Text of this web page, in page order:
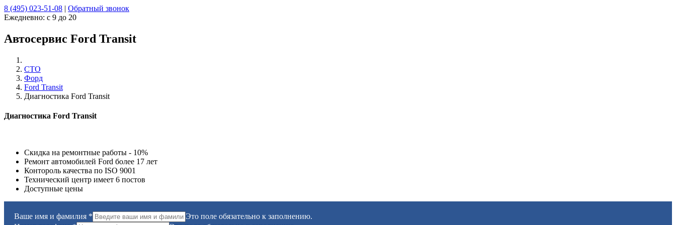
8 (495) 023-51-08 | Обратный звонок
Ежедневно: с 9 до 20
Автосервис Ford Transit
СТО
Форд
Ford Transit
Диагностика Ford Transit
Диагностика Ford Transit
Скидка на ремонтные работы - 10%
Ремонт автомобилей Ford более 17 лет
Контороль качества по ISO 9001
Технический центр имеет 6 постов
Доступные цены
Ваше имя и фамилия *
Это поле обязательно к заполнению.